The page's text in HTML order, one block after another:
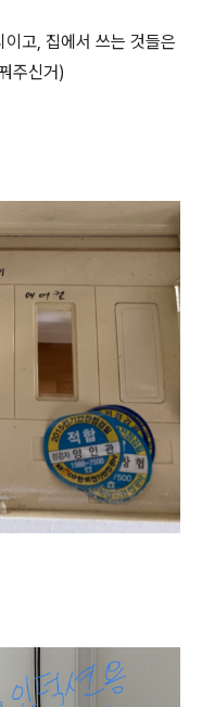
고, 집에서 쓰는 것들은
주신거)